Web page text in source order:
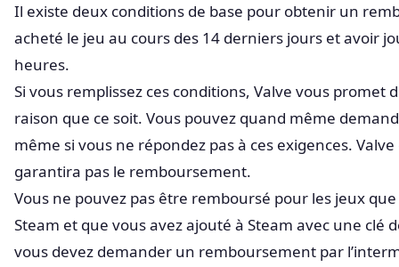
Il existe deux conditions de base pour obtenir un
acheté le jeu au cours des 14 derniers jours et avoir
heures.
Si vous remplissez ces conditions, Valve vous
raison que ce soit. Vous pouvez quand même
même si vous ne répondez pas à ces exigences.
garantira pas le remboursement.
Vous ne pouvez pas être remboursé pour les jeux
Steam et que vous avez ajouté à Steam avec une clé
vous devez demander un remboursement par